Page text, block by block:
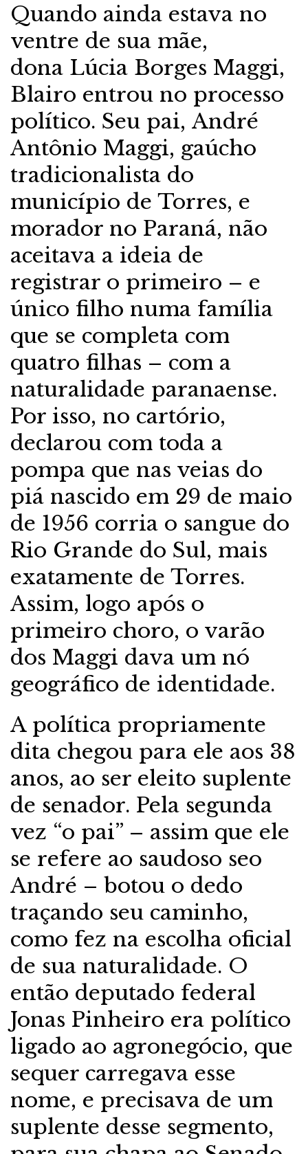
Quando ainda estava no
ventre de sua mãe,
dona Lúcia Borges Maggi,
Blairo entrou no processo
político. Seu pai, André
Antônio Maggi, gaúcho
tradicionalista do
município de Torres, e
morador no Paraná, não
aceitava a ideia de
registrar o primeiro – e
único filho numa família
que se completa com
quatro filhas – com a
naturalidade paranaense.
Por isso, no cartório,
declarou com toda a
pompa que nas veias do
piá nascido em 29 de maio
de 1956 corria o sangue do
Rio Grande do Sul, mais
exatamente de Torres.
Assim, logo após o
primeiro choro, o varão
dos Maggi dava um nó
geográfico de identidade.
A política propriamente
dita chegou para ele aos 38
anos, ao ser eleito suplente
de senador. Pela segunda
vez “o pai” – assim que ele
se refere ao saudoso seo
André – botou o dedo
traçando seu caminho,
como fez na escolha oficial
de sua naturalidade. O
então deputado federal
Jonas Pinheiro era político
ligado ao agronegócio, que
sequer carregava esse
nome, e precisava de um
suplente desse segmento,